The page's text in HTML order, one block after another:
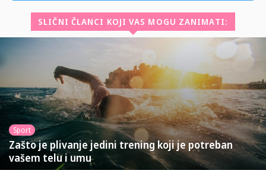
SLIČNI ČLANCI KOJI VAS MOGU ZANIMATI:
Sport
Zašto je plivanje jedini trening koji je potreban
vašem telu i umu